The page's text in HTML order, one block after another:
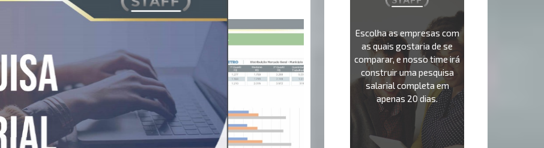
Escolha as empresas com
as quais gostaria de se
comparar, e nosso time irá
construir uma pesquisa
salarial completa em
apenas 20 dias.